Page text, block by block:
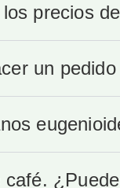
precios
un